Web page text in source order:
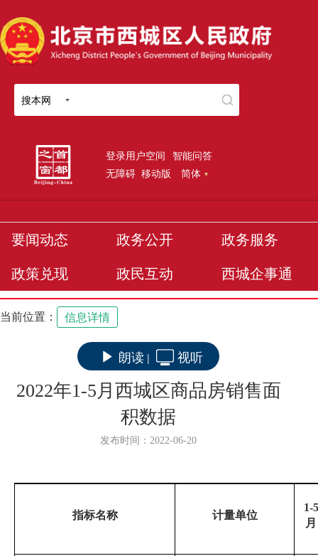
搜本网
登录用户空间 智能问答
无障碍 移动版 简体
要闻动态 政务公开 政务服务
政策兑现 政民互动 西城企事通
当前位置： 信息详情
朗读 | 视听
2022年1-5月西城区商品房销售面
积数据
发布时间：2022-06-20
指标名称 计量单位
1-5
月